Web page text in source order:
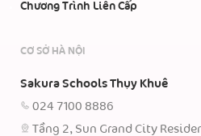
Chương Trình Liên Cấp
CƠ SỞ HÀ NỘI
Sakura Schools Thụy Khuê
024 7100 8886
Tầng 2, Sun Grand City